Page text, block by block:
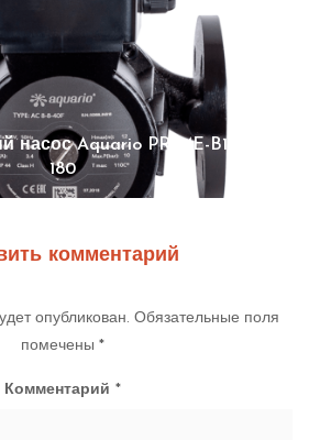
насос Aquario PRIME-B1-258-
180
комментарий
опубликован. Обязательные поля
помечены *
Комментарий *